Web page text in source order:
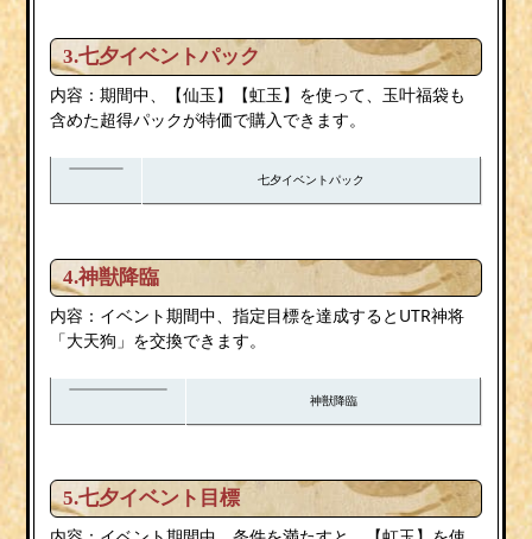
3.七夕イベントパック
内容：期間中、【仙玉】【虹玉】を使って、玉叶福袋も
含めた超得パックが特価で購入できます。
七夕イベントパック
4.神獣降臨
内容：イベント期間中、指定目標を達成するとUTR神将
「大天狗」を交換できます。
神獣降臨
5.七夕イベント目標